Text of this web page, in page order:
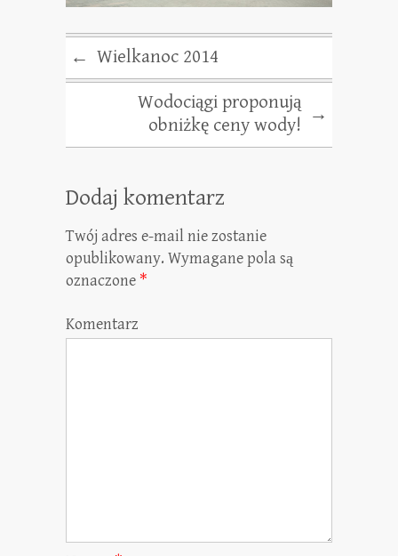
← Wielkanoc 2014
Wodociągi proponują
obniżkę ceny wody!
→
Dodaj komentarz
Twój adres e-mail nie zostanie
opublikowany. Wymagane pola są
oznaczone *
Komentarz